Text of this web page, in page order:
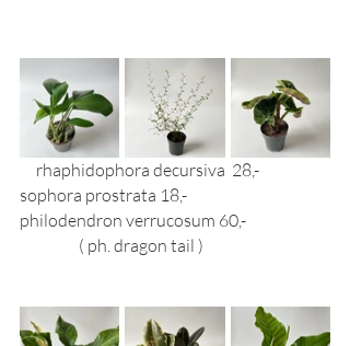
     rhaphidophora decursiva  28,-
sophora prostrata 18,-
philodendron verrucosum 60,-
                  ( ph. dragon tail )